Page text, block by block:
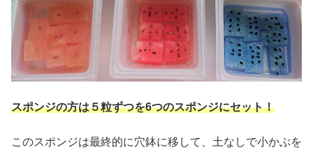
スポンジの方は５粒ずつを6つのスポンジにセット！
このスポンジは最終的に穴鉢に移して、土なしで小かぶを